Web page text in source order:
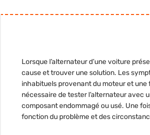
Lorsque l’alternateur d’une voiture
cause et trouver une solution. Les
inhabituels provenant du moteur et
nécessaire de tester l’alternateur avec
composant endommagé ou usé. Une
fonction du problème et des